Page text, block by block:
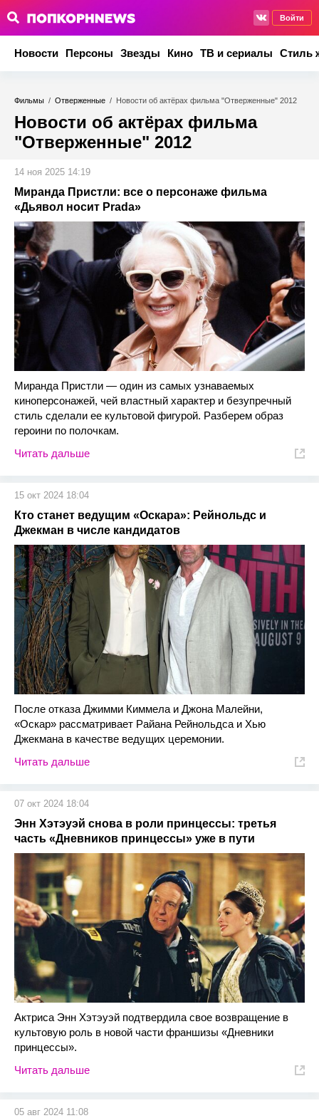
Войти
Новости Персоны Звезды Кино ТВ и сериалы Стиль
Фильмы / Отверженные / Новости об актёрах фильма "Отверженные" 2012
Новости об актёрах фильма
"Отверженные" 2012
14 ноя 2025 14:19
Миранда Пристли: все о персонаже фильма
«Дьявол носит Prada»
Миранда Пристли — один из самых узнаваемых
киноперсонажей, чей властный характер и безупречный
стиль сделали ее культовой фигурой. Разберем образ
героини по полочкам.
Читать дальше
15 окт 2024 18:04
Кто станет ведущим «Оскара»: Рейнольдс и
Джекман в числе кандидатов
После отказа Джимми Киммела и Джона Малейни,
«Оскар» рассматривает Райана Рейнольдса и Хью
Джекмана в качестве ведущих церемонии.
Читать дальше
07 окт 2024 18:04
Энн Хэтэуэй снова в роли принцессы: третья
часть «Дневников принцессы» уже в пути
Актриса Энн Хэтэуэй подтвердила свое возвращение в
культовую роль в новой части франшизы «Дневники
принцессы».
Читать дальше
05 авг 2024 11:08